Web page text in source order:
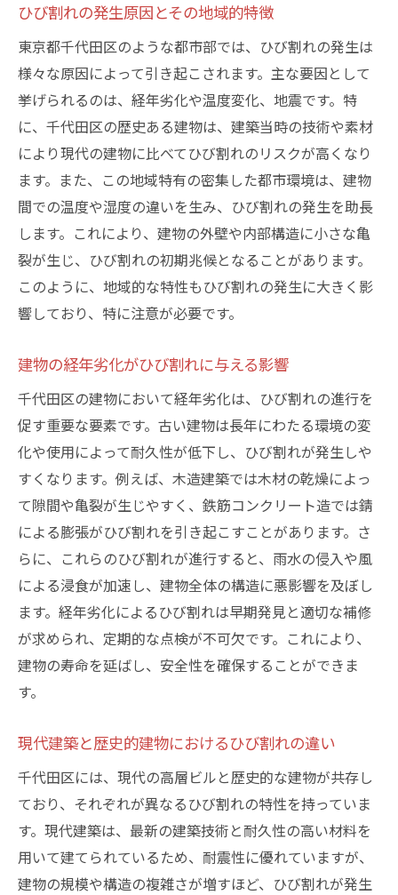
錆が建物の構造に与える進行的影響
ひび割れが促進する錆の発生プロセス
防錆対策におけるひび割れの重要性
鉄筋コンクリートにおける錆の進行事例
建物維持におけるひび割れと錆の一体管理
建物の耐久性を脅かすひび割れと錆の関係性
ひび割れと錆による建物劣化の連鎖
構造物の安定性に対するひび割れと錆の影
響
ひび割れと錆がもたらす長期的リスク
耐久性維持のためのひび割れ検出技術
ひび割れと錆が建物耐震性に与える影響
千代田区で見つけるひび割れから始まる錆の連
鎖
千代田区の事例に学ぶひび割れと錆の関係
地元住民が語るひび割れと錆の影響
ひび割れによる錆の実際の被害報告
千代田区特有のひび割れと錆の連鎖パター
ン
地域社会としてのひび割れ問題への取り組
み
ひび割れと錆対策に関する住民の声
ひび割れが引き起こす錆のリスク評価
ひび割れがもたらす錆の潜在リスク
建物オーナーが知っておくべきひび割れリ
スク
ひび割れを放置することのリスクとコスト
ひび割れの発生原因とその地域的特徴
東京都千代田区のような都市部では、ひび割れの発生は
様々な原因によって引き起こされます。主な要因として
挙げられるのは、経年劣化や温度変化、地震です。特
に、千代田区の歴史ある建物は、建築当時の技術や素材
により現代の建物に比べてひび割れのリスクが高くなり
ます。また、この地域特有の密集した都市環境は、建物
間での温度や湿度の違いを生み、ひび割れの発生を助長
します。これにより、建物の外壁や内部構造に小さな亀
裂が生じ、ひび割れの初期兆候となることがあります。
このように、地域的な特性もひび割れの発生に大きく影
響しており、特に注意が必要です。
建物の経年劣化がひび割れに与える影響
千代田区の建物において経年劣化は、ひび割れの進行を
促す重要な要素です。古い建物は長年にわたる環境の変
化や使用によって耐久性が低下し、ひび割れが発生しや
すくなります。例えば、木造建築では木材の乾燥によっ
て隙間や亀裂が生じやすく、鉄筋コンクリート造では錆
による膨張がひび割れを引き起こすことがあります。さ
らに、これらのひび割れが進行すると、雨水の侵入や風
による浸食が加速し、建物全体の構造に悪影響を及ぼし
ます。経年劣化によるひび割れは早期発見と適切な補修
が求められ、定期的な点検が不可欠です。これにより、
建物の寿命を延ばし、安全性を確保することができま
す。
現代建築と歴史的建物におけるひび割れの違い
千代田区には、現代の高層ビルと歴史的な建物が共存し
ており、それぞれが異なるひび割れの特性を持っていま
す。現代建築は、最新の建築技術と耐久性の高い材料を
用いて建てられているため、耐震性に優れていますが、
建物の規模や構造の複雑さが増すほど、ひび割れが発生